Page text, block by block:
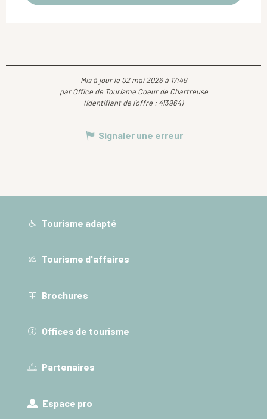
Mis à jour le 02 mai 2026 à 17:49
par Office de Tourisme Coeur de Chartreuse
(Identifiant de l'offre : 413964)
Signaler une erreur
Tourisme adapté
Tourisme d'affaires
Brochures
Offices de tourisme
Partenaires
Espace pro